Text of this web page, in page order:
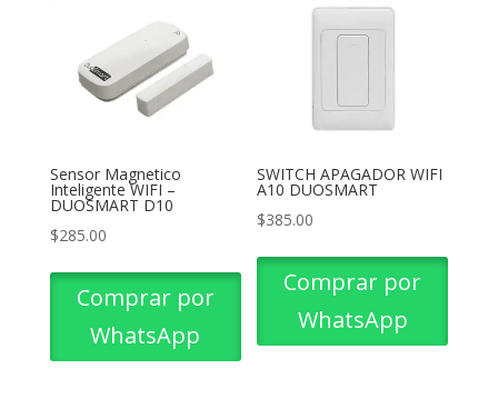
Sensor Magnetico
Inteligente WIFI –
DUOSMART D10
$285.00
Comprar por
WhatsApp
SWITCH APAGADOR WIFI
A10 DUOSMART
$385.00
Comprar por
WhatsApp